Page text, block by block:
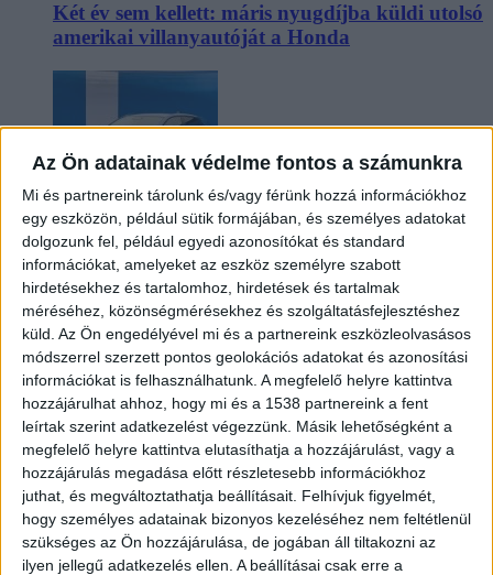
Az Ön adatainak védelme fontos a számunkra
Mi és partnereink tárolunk és/vagy férünk hozzá információkhoz
egy eszközön, például sütik formájában, és személyes adatokat
dolgozunk fel, például egyedi azonosítókat és standard
információkat, amelyeket az eszköz személyre szabott
hirdetésekhez és tartalomhoz, hirdetések és tartalmak
méréséhez, közönségmérésekhez és szolgáltatásfejlesztéshez
küld. Az Ön engedélyével mi és a partnereink eszközleolvasásos
módszerrel szerzett pontos geolokációs adatokat és azonosítási
információkat is felhasználhatunk. A megfelelő helyre kattintva
hozzájárulhat ahhoz, hogy mi és a 1538 partnereink a fent
leírtak szerint adatkezelést végezzünk. Másik lehetőségként a
megfelelő helyre kattintva elutasíthatja a hozzájárulást, vagy a
hozzájárulás megadása előtt részletesebb információkhoz
juthat, és megváltoztathatja beállításait. Felhívjuk figyelmét,
hogy személyes adatainak bizonyos kezeléséhez nem feltétlenül
szükséges az Ön hozzájárulása, de jogában áll tiltakozni az
ilyen jellegű adatkezelés ellen. A beállításai csak erre a
Két év sem kellett: máris nyugdíjba küldi utolsó
amerikai villanyautóját a Honda
Kilencmillió alatt indul a legolcsóbb elektromos
Volkswagen
Hoppon maradtak a villanyautós támogatási
program utolsó pályázói